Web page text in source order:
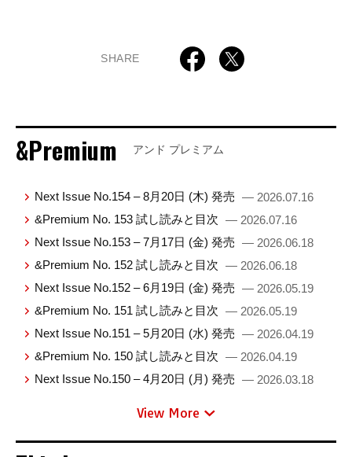
SHARE
&Premium アンド プレミアム
Next Issue No.154 – 8月20日 (木) 発売 — 2026.07.16
&Premium No. 153 試し読みと目次 — 2026.07.16
Next Issue No.153 – 7月17日 (金) 発売 — 2026.06.18
&Premium No. 152 試し読みと目次 — 2026.06.18
Next Issue No.152 – 6月19日 (金) 発売 — 2026.05.19
&Premium No. 151 試し読みと目次 — 2026.05.19
Next Issue No.151 – 5月20日 (水) 発売 — 2026.04.19
&Premium No. 150 試し読みと目次 — 2026.04.19
Next Issue No.150 – 4月20日 (月) 発売 — 2026.03.18
View More